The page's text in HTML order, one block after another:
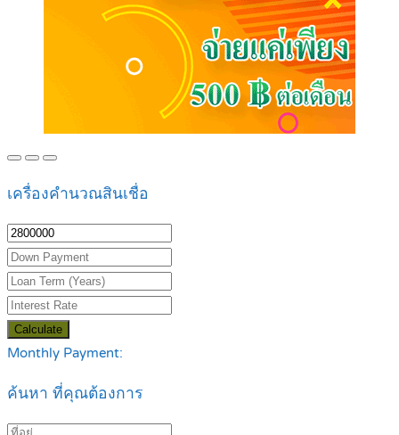
เครื่องคำนวณสินเชื่อ
Calculate
Monthly Payment:
ค้นหา ที่คุณต้องการ